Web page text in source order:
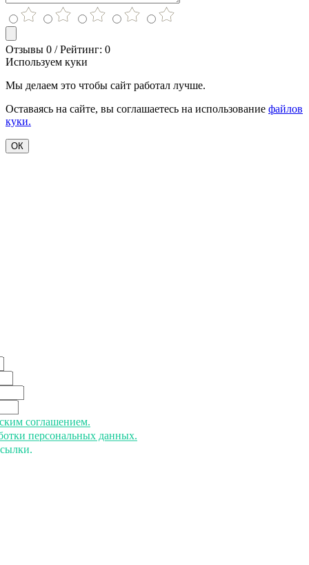
Отзывы 0 / Рейтинг: 0
Используем куки
Мы делаем это чтобы сайт работал лучше.
Оставаясь на сайте, вы соглашаетесь на использование файлов
куки.
ОК
соглашением.
персональных данных.